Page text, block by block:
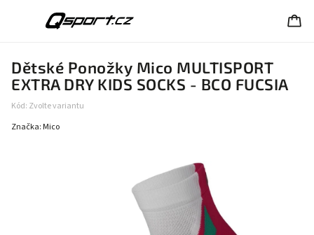
Dětské Ponožky Mico MULTISPORT
EXTRA DRY KIDS SOCKS - BCO FUCSIA
Kód: Zvolte variantu
Značka: Mico